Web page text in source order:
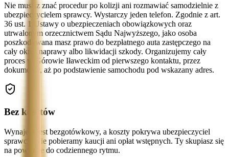
Nie musisz znać procedur po kolizji ani rozmawiać samodzielnie z
ubezpieczycielem sprawcy. Wystarczy jeden telefon. Zgodnie z art.
36 ust. 1 Ustawy o ubezpieczeniach obowiązkowych oraz
utrwalonym orzecznictwem Sądu Najwyższego, jako osoba
poszkodowana masz prawo do bezpłatnego auta zastępczego na
cały okres naprawy albo likwidacji szkody. Organizujemy cały
proces w Górowie Iławeckim od pierwszego kontaktu, przez
dokumenty, aż po podstawienie samochodu pod wskazany adres.
Bez kosztów
Wynajem jest bezgotówkowy, a koszty pokrywa ubezpieczyciel
sprawcy. Nie pobieramy kaucji ani opłat wstępnych. Ty skupiasz się
na powrocie do codziennego rytmu.